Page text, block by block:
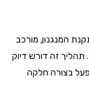
מורכב
זה דורש דיוק
חלקה